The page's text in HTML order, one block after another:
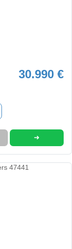
30.990 €
➜